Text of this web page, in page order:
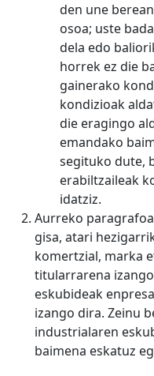
den une
osoa; uste
dela edo
horrek ez die
gainerako
kondizioak
die eragingo
emandako
segituko dute,
erabiltzaileak
idatziz.
Aurreko
gisa, atari
komertzial, marka
titularrarena
eskubideak
izango dira. Zeinu
industrialaren
baimena eskatuz